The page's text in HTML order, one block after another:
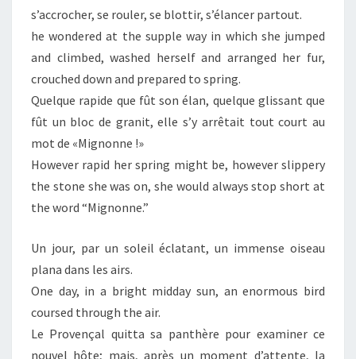
s’accrocher, se rouler, se blottir, s’élancer partout.
he wondered at the supple way in which she jumped
and climbed, washed herself and arranged her fur,
crouched down and prepared to spring.
Quelque rapide que fût son élan, quelque glissant que
fût un bloc de granit, elle s’y arrêtait tout court au
mot de «Mignonne !»
However rapid her spring might be, however slippery
the stone she was on, she would always stop short at
the word “Mignonne.”
Un jour, par un soleil éclatant, un immense oiseau
plana dans les airs.
One day, in a bright midday sun, an enormous bird
coursed through the air.
Le Provençal quitta sa panthère pour examiner ce
nouvel hôte; mais, après un moment d’attente, la